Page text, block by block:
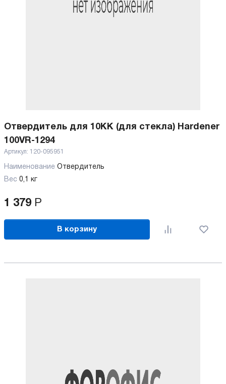
Отвердитель для 10KK (для стекла) Hardener
100VR-1294
Артикул: 120-095951
Наименование Отвердитель
Вес 0,1 кг
1 379 Р
В корзину